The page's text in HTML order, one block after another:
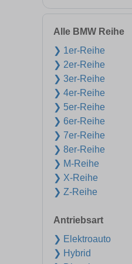
Alle BMW Reihe
❯ 1er-Reihe
❯ 2er-Reihe
❯ 3er-Reihe
❯ 4er-Reihe
❯ 5er-Reihe
❯ 6er-Reihe
❯ 7er-Reihe
❯ 8er-Reihe
❯ M-Reihe
❯ X-Reihe
❯ Z-Reihe
Antriebsart
❯ Elektroauto
❯ Hybrid